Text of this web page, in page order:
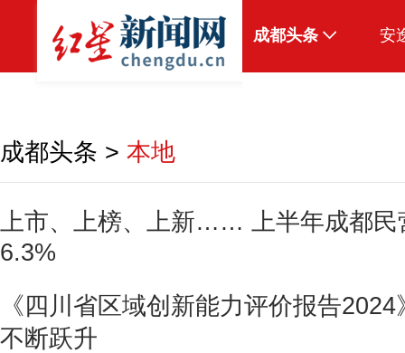
成都头条
区域
传真机
安
成都头条 > 本地
上市、上榜、上新…… 上半年成都民
6.3%
《四川省区域创新能力评价报告
不断跃升